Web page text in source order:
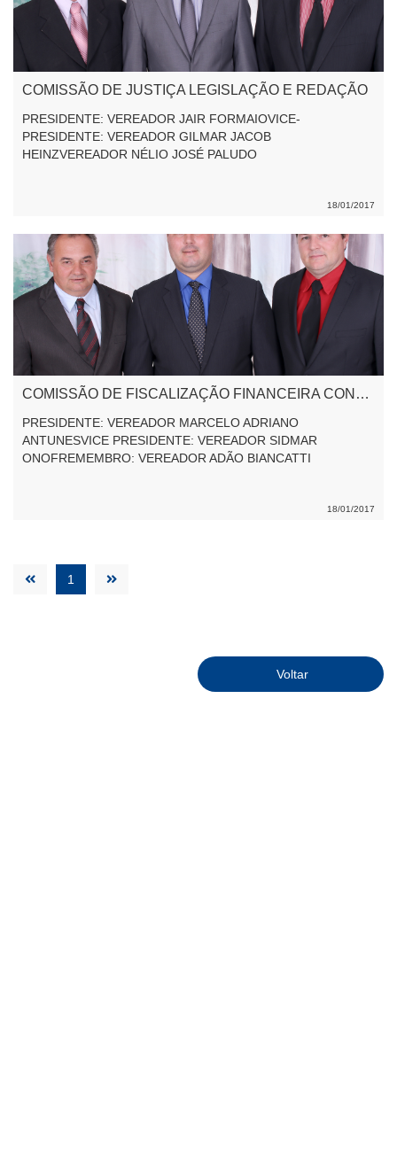
COMISSÃO DE JUSTIÇA LEGISLAÇÃO E REDAÇÃO
PRESIDENTE: VEREADOR JAIR FORMAIOVICE-
PRESIDENTE: VEREADOR GILMAR JACOB
HEINZVEREADOR NÉLIO JOSÉ PALUDO
18/01/2017
COMISSÃO DE FISCALIZAÇÃO FINANCEIRA CONTROLE E ORÇAMENTO
PRESIDENTE: VEREADOR MARCELO ADRIANO
ANTUNESVICE PRESIDENTE: VEREADOR SIDMAR
ONOFREMEMBRO: VEREADOR ADÃO BIANCATTI
18/01/2017
1
Voltar